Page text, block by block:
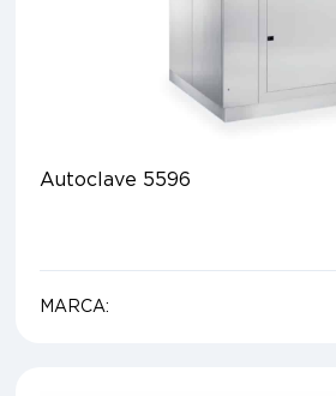
Autoclave 5596
MARCA: